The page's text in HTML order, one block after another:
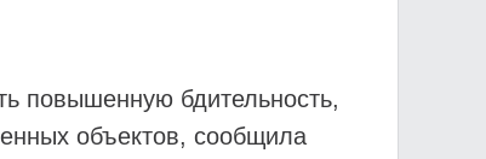
повышенную бдительность,
объектов, сообщила